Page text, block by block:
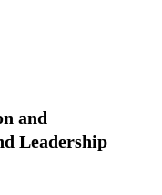
and
Leadership